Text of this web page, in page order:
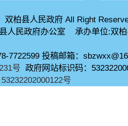
双柏县人民政府 All Right
人民政府办公室 承办单位:双
7722599 投稿邮箱：
号 政府网站标识码：
号